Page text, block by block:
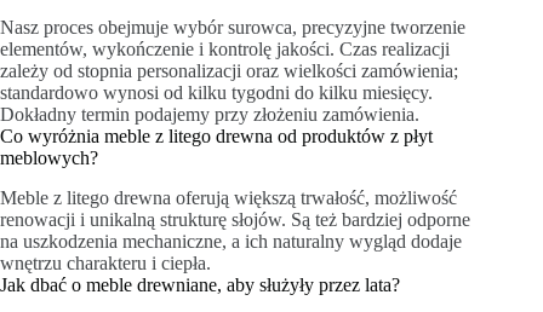
Nasz proces obejmuje wybór surowca, precyzyjne tworzenie
elementów, wykończenie i kontrolę jakości. Czas realizacji
zależy od stopnia personalizacji oraz wielkości zamówienia;
standardowo wynosi od kilku tygodni do kilku miesięcy.
Dokładny termin podajemy przy złożeniu zamówienia.
Co wyróżnia meble z litego drewna od produktów z płyt
meblowych?
Meble z litego drewna oferują większą trwałość, możliwość
renowacji i unikalną strukturę słojów. Są też bardziej odporne
na uszkodzenia mechaniczne, a ich naturalny wygląd dodaje
wnętrzu charakteru i ciepła.
Jak dbać o meble drewniane, aby służyły przez lata?